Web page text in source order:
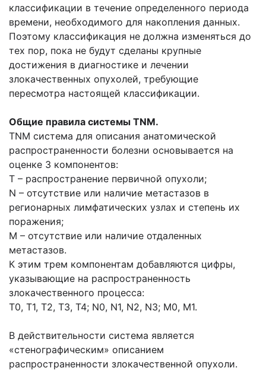
классификации в течение определенного периода
времени, необходимого для накопления данных.
Поэтому классификация не должна изменяться до
тех пор, пока не будут сделаны крупные
достижения в диагностике и лечении
злокачественных опухолей, требующие
пересмотра настоящей классификации.
Общие правила системы TNM.
TNM система для описания анатомической
распространенности болезни основывается на
оценке 3 компонентов:
Т – распространение первичной опухоли;
N – отсутствие или наличие метастазов в
регионарных лимфатических узлах и степень их
поражения;
М – отсутствие или наличие отдаленных
метастазов.
К этим трем компонентам добавляются цифры,
указывающие на распространенность
злокачественного процесса:
Т0, Т1, Т2, Т3, Т4; N0, N1, N2, N3; M0, M1.
В действительности система является
«стенографическим» описанием
распространенности злокачественной опухоли.